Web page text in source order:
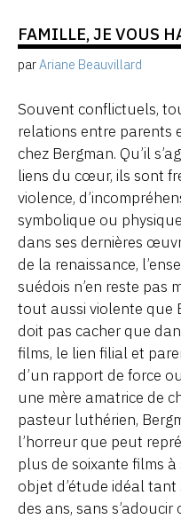
FAMILLE, JE VOUS
par Ariane Beauvillard
Souvent conflictuels,
relations entre parents
chez Bergman. Qu’il
liens du cœur, ils sont
violence,
symbolique ou
dans ses dernières
de la renaissance,
suédois n’en reste pas
tout aussi violente que
doit pas cacher que
films, le lien filial et
d’un rapport de force
une mère amatrice de
pasteur luthérien,
l’horreur que peut
plus de soixante films
objet d’étude idéal tant
des ans, sans s’adoucir